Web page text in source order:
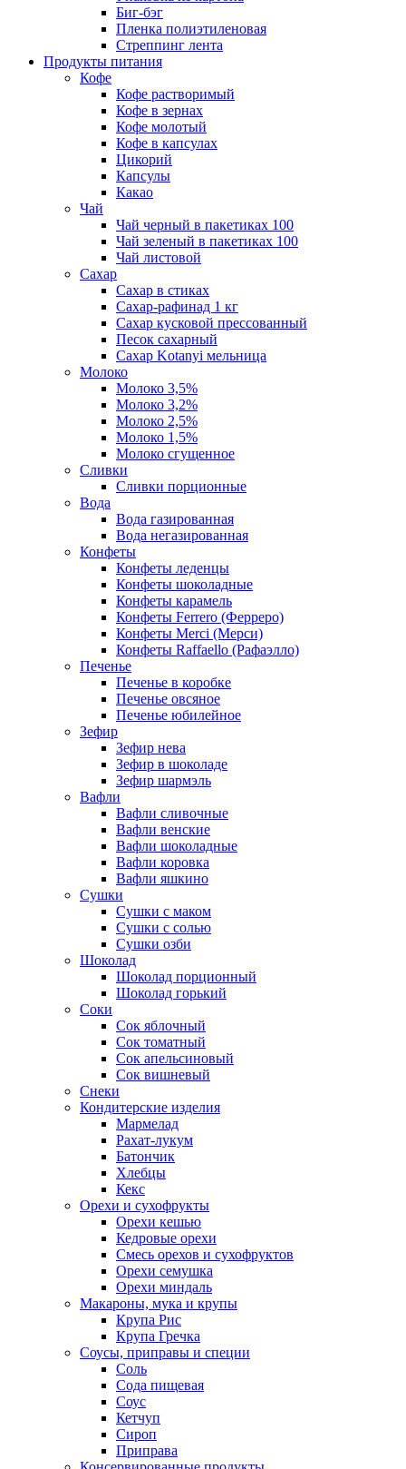
Биг-бэг
Пленка полиэтиленовая
Стреппинг лента
Продукты питания
Кофе
Кофе растворимый
Кофе в зернах
Кофе молотый
Кофе в капсулах
Цикорий
Капсулы
Какао
Чай
Чай черный в пакетиках 100
Чай зеленый в пакетиках 100
Чай листовой
Сахар
Сахар в стиках
Сахар-рафинад 1 кг
Сахар кусковой прессованный
Песок сахарный
Сахар Kotanyi мельница
Молоко
Молоко 3,5%
Молоко 3,2%
Молоко 2,5%
Молоко 1,5%
Молоко сгущенное
Сливки
Сливки порционные
Вода
Вода газированная
Вода негазированная
Конфеты
Конфеты леденцы
Конфеты шоколадные
Конфеты карамель
Конфеты Ferrero (Ферреро)
Конфеты Merci (Мерси)
Конфеты Raffaello (Рафаэлло)
Печенье
Печенье в коробке
Печенье овсяное
Печенье юбилейное
Зефир
Зефир нева
Зефир в шоколаде
Зефир шармэль
Вафли
Вафли сливочные
Вафли венские
Вафли шоколадные
Вафли коровка
Вафли яшкино
Сушки
Сушки с маком
Сушки с солью
Сушки озби
Шоколад
Шоколад порционный
Шоколад горький
Соки
Сок яблочный
Сок томатный
Сок апельсиновый
Сок вишневый
Снеки
Кондитерские изделия
Мармелад
Рахат-лукум
Батончик
Хлебцы
Кекс
Орехи и сухофрукты
Орехи кешью
Кедровые орехи
Смесь орехов и сухофруктов
Орехи семушка
Орехи миндаль
Макароны, мука и крупы
Крупа Рис
Крупа Гречка
Соусы, приправы и специи
Соль
Сода пищевая
Соус
Кетчуп
Сироп
Приправа